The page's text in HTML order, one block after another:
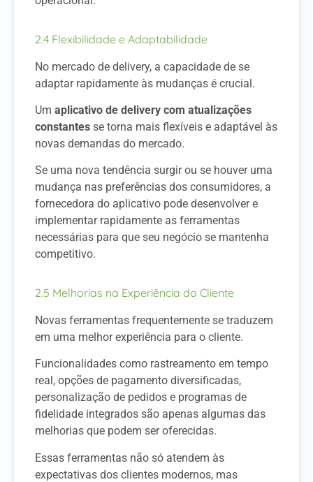
2.4 Flexibilidade e Adaptabilidade
No mercado de delivery, a capacidade de se
adaptar rapidamente às mudanças é crucial.
Um aplicativo de delivery com atualizações
constantes se torna mais flexíveis e adaptável às
novas demandas do mercado.
Se uma nova tendência surgir ou se houver uma
mudança nas preferências dos consumidores, a
fornecedora do aplicativo pode desenvolver e
implementar rapidamente as ferramentas
necessárias para que seu negócio se mantenha
competitivo.
2.5 Melhorias na Experiência do Cliente
Novas ferramentas frequentemente se traduzem
em uma melhor experiência para o cliente.
Funcionalidades como rastreamento em tempo
real, opções de pagamento diversificadas,
personalização de pedidos e programas de
fidelidade integrados são apenas algumas das
melhorias que podem ser oferecidas.
Essas ferramentas não só atendem às
expectativas dos clientes modernos, mas